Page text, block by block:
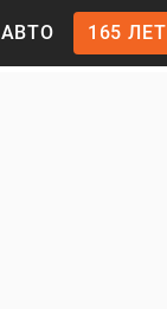
АВТО 165 ЛЕТ